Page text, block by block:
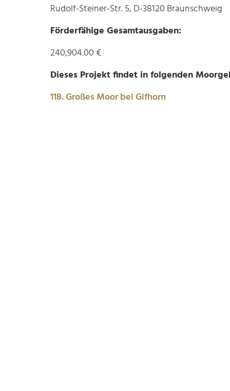
Rudolf-Steiner-Str. 5, D-38120 Braunschweig
Förderfähige Gesamtausgaben:
240,904.00 €
Dieses Projekt findet in folgenden
118. Großes Moor bei Gifhorn